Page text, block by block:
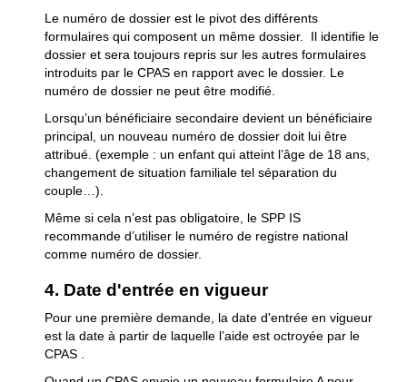
Le numéro de dossier est le pivot des différents
formulaires qui composent un même dossier. Il identifie le
dossier et sera toujours repris sur les autres formulaires
introduits par le CPAS en rapport avec le dossier. Le
numéro de dossier ne peut être modifié.
Lorsqu’un bénéficiaire secondaire devient un bénéficiaire
principal, un nouveau numéro de dossier doit lui être
attribué. (exemple : un enfant qui atteint l’âge de 18 ans,
changement de situation familiale tel séparation du
couple…).
Même si cela n’est pas obligatoire, le SPP IS
recommande d’utiliser le numéro de registre national
comme numéro de dossier.
4. Date d'entrée en vigueur
Pour une première demande, la date d'entrée en vigueur
est la date à partir de laquelle l’aide est octroyée par le
CPAS .